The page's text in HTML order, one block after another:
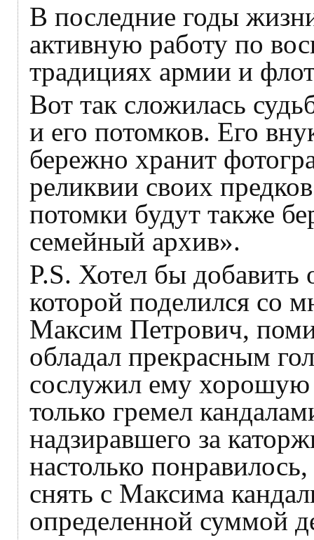
В последние годы
активную работу по
традициях армии и
Вот так сложилась
и его потомков. Его
бережно хранит
реликвии своих
потомки будут также
семейный архив».
P.S. Хотел бы добавить
которой поделился со
Максим Петрович,
обладал прекрасным
сослужил ему хорошую
только гремел
надзиравшего за
настолько
снять с Максима
определенной суммой